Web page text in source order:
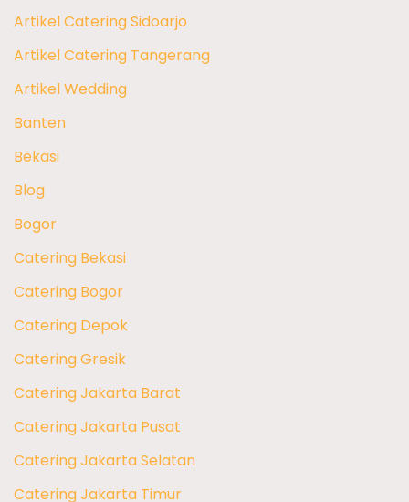
Artikel Catering Sidoarjo
Artikel Catering Tangerang
Artikel Wedding
Banten
Bekasi
Blog
Bogor
Catering Bekasi
Catering Bogor
Catering Depok
Catering Gresik
Catering Jakarta Barat
Catering Jakarta Pusat
Catering Jakarta Selatan
Catering Jakarta Timur